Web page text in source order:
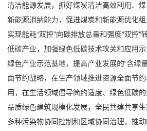
清洁能源发展，抓好煤炭清洁高效利用、
新能源消纳能力，促进煤炭和新能源优化
实现能耗“双控”向碳排放总量和强度“双控”
低碳产业，加强绿色低碳技术攻关和应用
绿色产业示范基地，提高产业发展的“含绿
面节约战略，在生产领域推进资源全面节约
用，在生活领域倡导简约适度、绿色低碳
品质绿色建筑规模化发展，全民共建共享
多种污染物协同控制和区域协同治理，推